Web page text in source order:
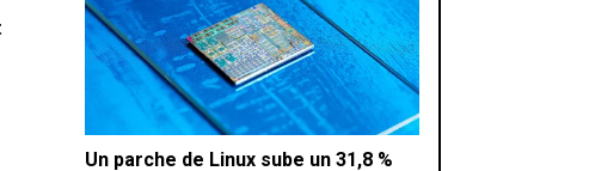
Un parche de Linux sube un 31,8 %